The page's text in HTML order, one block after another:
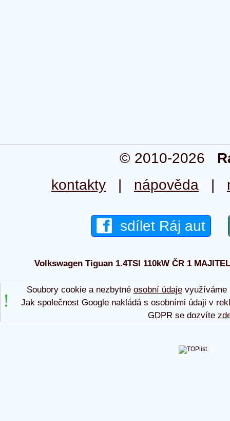
© 2010-2026
kontakty | nápověda |
sdílet Ráj aut
Volkswagen Tiguan 1.4TSI 110kW ČR 1
Soubory cookie a nezbytné osobní údajevyužíváme
Jak společnost Google nakládá s osobními údaji v
GDPR se dozvíte